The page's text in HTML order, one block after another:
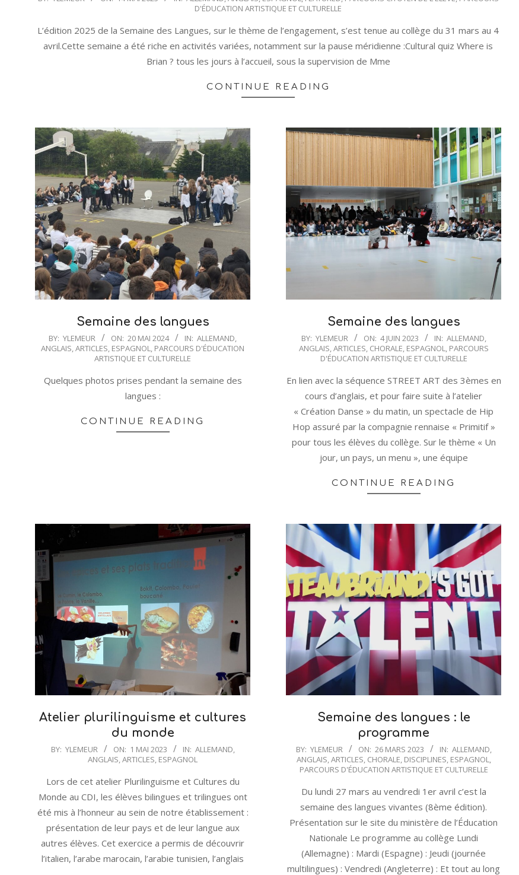
14
D'ÉDUCATION ARTISTIQUE ET CULTURELLE
L’édition 2025 de la Semaine des Langues, sur le thème de l’engagement, s’est tenue au collège du 31 mars au 4
avril.Cette semaine a été riche en activités variées, notamment sur la pause méridienne :Cultural quiz Where is
Brian ? tous les jours à l’accueil, sous la supervision de Mme
CONTINUE READING
Semaine des langues
2024-
05-
BY: YLEMEUR ON: 20 MAI 2024 IN: ALLEMAND,
ANGLAIS,ARTICLES, ESPAGNOL, PARCOURS D'ÉDUCATION
ARTISTIQUE ET CULTURELLE
Quelques photos prises pendant la semaine des
langues :
CONTINUE READING
Semaine des langues
2023-
06-
BY: YLEMEUR ON: 4 JUIN 2023 IN: ALLEMAND,
ANGLAIS,ARTICLES, CHORALE, ESPAGNOL, PARCOURS
D'ÉDUCATION ARTISTIQUE ET CULTURELLE
En lien avec la séquence STREET ART des 3èmes en
cours d’anglais, et pour faire suite à l’atelier
« Création Danse » du matin, un spectacle de Hip
Hop assuré par la compagnie rennaise « Primitif »
pour tous les élèves du collège. Sur le thème « Un
jour, un pays, un menu », une équipe
CONTINUE READING
Atelier plurilinguisme et cultures
du monde
2023-
BY: YLEMEUR ON: 1 MAI 2023 IN: ALLEMAND,
ANGLAIS,ARTICLES, ESPAGNOL
Lors de cet atelier Plurilinguisme et Cultures du
Monde au CDI, les élèves bilingues et trilingues ont
été mis à l’honneur au sein de notre établissement :
présentation de leur pays et de leur langue aux
autres élèves. Cet exercice a permis de découvrir
l’italien, l’arabe marocain, l’arabie tunisien, l’anglais
Semaine des langues : le
programme
2023-
03-
BY: YLEMEUR ON: 26 MARS 2023 IN: ALLEMAND,
ANGLAIS,ARTICLES, CHORALE, DISCIPLINES, ESPAGNOL,
PARCOURS D'ÉDUCATION ARTISTIQUE ET CULTURELLE
Du lundi 27 mars au vendredi 1er avril c’est la
semaine des langues vivantes (8ème édition).
Présentation sur le site du ministère de l’Éducation
Nationale Le programme au collège Lundi
(Allemagne) : Mardi (Espagne) : Jeudi (journée
multilingues) : Vendredi (Angleterre) : Et tout au long